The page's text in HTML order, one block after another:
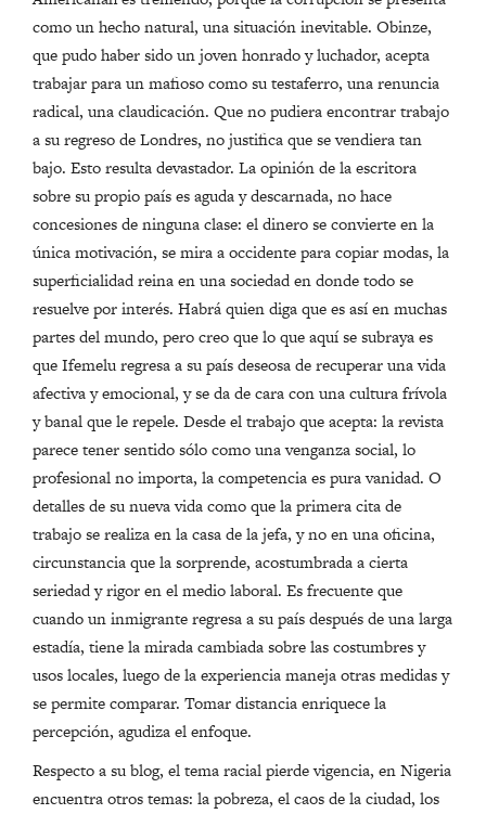
como un hecho natural, una situación inevitable. Obinze,
que pudo haber sido un joven honrado y luchador, acepta
trabajar para un mafioso como su testaferro, una renuncia
radical, una claudicación. Que no pudiera encontrar trabajo
a su regreso de Londres, no justifica que se vendiera tan
bajo. Esto resulta devastador. La opinión de la escritora
sobre su propio país es aguda y descarnada, no hace
concesiones de ninguna clase: el dinero se convierte en la
única motivación, se mira a occidente para copiar modas, la
superficialidad reina en una sociedad en donde todo se
resuelve por interés. Habrá quien diga que es así en muchas
partes del mundo, pero creo que lo que aquí se subraya es
que Ifemelu regresa a su país deseosa de recuperar una vida
afectiva y emocional, y se da de cara con una cultura frívola
y banal que le repele. Desde el trabajo que acepta: la revista
parece tener sentido sólo como una venganza social, lo
profesional no importa, la competencia es pura vanidad. O
detalles de su nueva vida como que la primera cita de
trabajo se realiza en la casa de la jefa, y no en una oficina,
circunstancia que la sorprende, acostumbrada a cierta
seriedad y rigor en el medio laboral. Es frecuente que
cuando un inmigrante regresa a su país después de una larga
estadía, tiene la mirada cambiada sobre las costumbres y
usos locales, luego de la experiencia maneja otras medidas y
se permite comparar. Tomar distancia enriquece la
percepción, agudiza el enfoque.
Respecto a su blog, el tema racial pierde vigencia, en Nigeria
encuentra otros temas: la pobreza, el caos de la ciudad, los